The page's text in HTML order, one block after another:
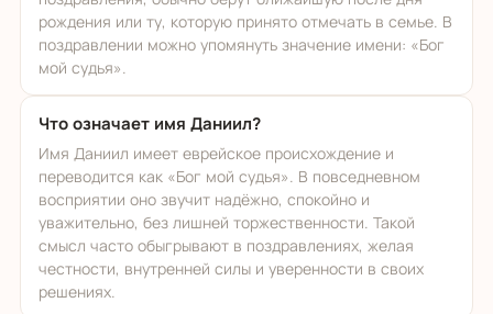
рождения или ту, которую принято отмечать в семье. В
поздравлении можно упомянуть значение имени: «Бог
мой судья».
Что означает имя Даниил?
Имя Даниил имеет еврейское происхождение и
переводится как «Бог мой судья». В повседневном
восприятии оно звучит надёжно, спокойно и
уважительно, без лишней торжественности. Такой
смысл часто обыгрывают в поздравлениях, желая
честности, внутренней силы и уверенности в своих
решениях.